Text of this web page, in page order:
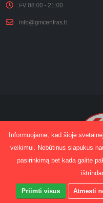
I-V 08:00 - 21:00
info@gmcentras.lt
© Copyright 2025. All Rights
Kainoraštis
Informuojame, kad šioje
veikimui. Nebūtinus slapukus
pasirinkimą bet kada galite
Priimti visus Atmesti